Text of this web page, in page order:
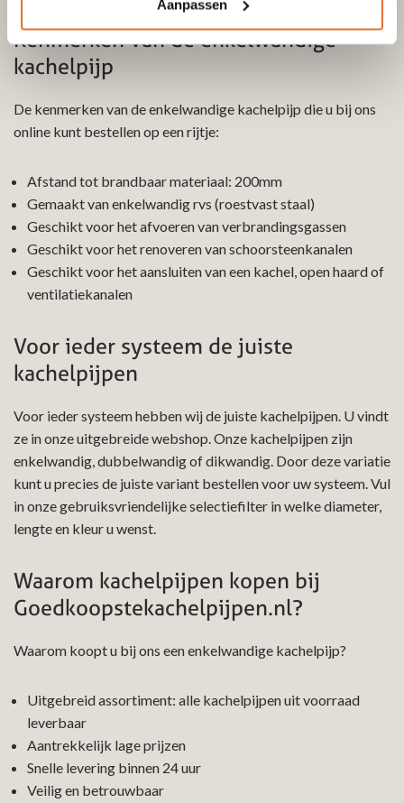
Aanpassen
Kenmerken van de enkelwandige
kachelpijp
De kenmerken van de enkelwandige kachelpijp die u bij ons
online kunt bestellen op een rijtje:
Afstand tot brandbaar materiaal: 200mm
Gemaakt van enkelwandig rvs (roestvast staal)
Geschikt voor het afvoeren van verbrandingsgassen
Geschikt voor het renoveren van schoorsteenkanalen
Geschikt voor het aansluiten van een kachel, open haard of
ventilatiekanalen
Voor ieder systeem de juiste
kachelpijpen
Voor ieder systeem hebben wij de juiste kachelpijpen. U vindt
ze in onze uitgebreide webshop. Onze kachelpijpen zijn
enkelwandig, dubbelwandig of dikwandig. Door deze variatie
kunt u precies de juiste variant bestellen voor uw systeem. Vul
in onze gebruiksvriendelijke selectiefilter in welke diameter,
lengte en kleur u wenst.
Waarom kachelpijpen kopen bij
Goedkoopstekachelpijpen.nl?
Waarom koopt u bij ons een enkelwandige kachelpijp?
Uitgebreid assortiment: alle kachelpijpen uit voorraad
leverbaar
Aantrekkelijk lage prijzen
Snelle levering binnen 24 uur
Veilig en betrouwbaar